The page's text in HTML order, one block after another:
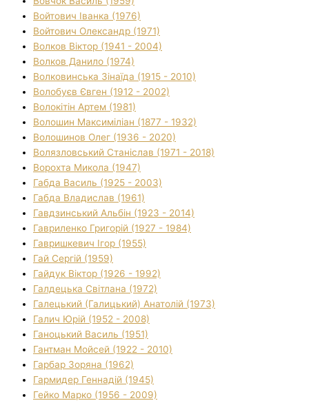
Войтович Іванка (1976)
Войтович Олександр (1971)
Волков Віктор (1941 - 2004)
Волков Данило (1974)
Волковинська Зінаїда (1915 - 2010)
Волобуєв Євген (1912 - 2002)
Волокітін Артем (1981)
Волошин Максиміліан (1877 - 1932)
Волошинов Олег (1936 - 2020)
Волязловський Станіслав (1971 - 2018)
Ворохта Микола (1947)
Габда Василь (1925 - 2003)
Габда Владислав (1961)
Гавдзинський Альбін (1923 - 2014)
Гавриленко Григорій (1927 - 1984)
Гавришкевич Ігор (1955)
Гай Сергій (1959)
Гайдук Віктор (1926 - 1992)
Галдецька Світлана (1972)
Галецький (Галицький) Анатолій (1973)
Галич Юрій (1952 - 2008)
Ганоцький Василь (1951)
Гантман Мойсей (1922 - 2010)
Гарбар Зоряна (1962)
Гармидер Геннадій (1945)
Гейко Марко (1956 - 2009)